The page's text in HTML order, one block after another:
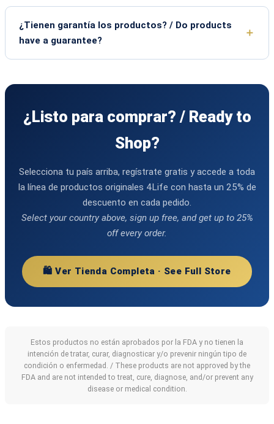
¿Tienen garantía los productos? / Do products
have a guarantee?
¿Listo para comprar? / Ready to
Shop?
Selecciona tu país arriba, regístrate gratis y accede a toda
la línea de productos originales 4Life con hasta un 25% de
descuento en cada pedido.
Select your country above, sign up free, and get up to 25%
off every order.
🛍️ Ver Tienda Completa · See Full Store
Estos productos no están aprobados por la FDA y no tienen la
intención de tratar, curar, diagnosticar y/o prevenir ningún tipo de
condición o enfermedad. / These products are not approved by the
FDA and are not intended to treat, cure, diagnose, and/or prevent any
disease or medical condition.